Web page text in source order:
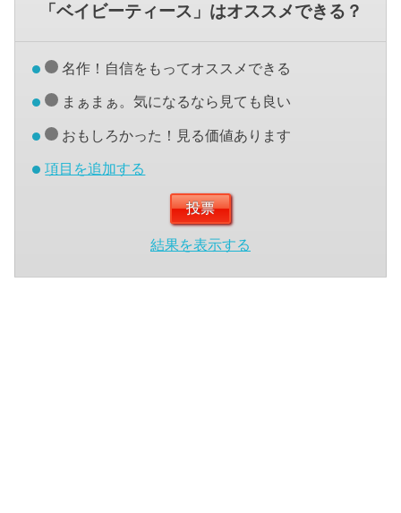
「ベイビーティース」はオススメできる？
名作！自信をもってオススメできる
まぁまぁ。気になるなら見ても良い
おもしろかった！見る価値あります
項目を追加する
結果を表示する